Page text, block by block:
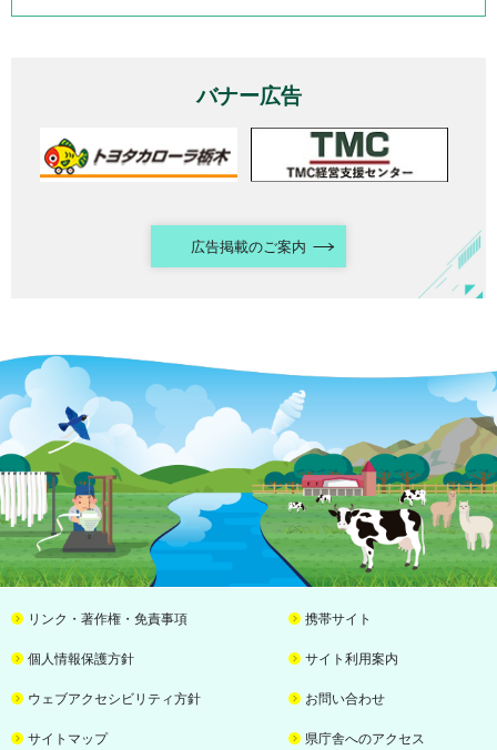
バナー広告
広告掲載のご案内
リンク・著作権・免責事項 携帯サイト
個人情報保護方針 サイト利用案内
ウェブアクセシビリティ方針 お問い合わせ
サイトマップ 県庁舎へのアクセス